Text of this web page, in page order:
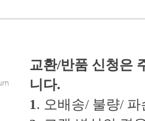
교환/반품 신청은
니다.
1. 오배송/ 불량/